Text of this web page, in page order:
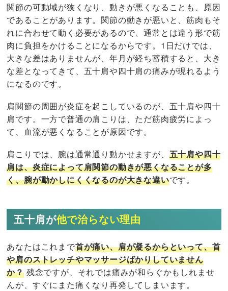
関節の可動域が狭くなり、動きが悪くなることも、原因
であることがあります。関節の動きが悪いと、筋肉もそ
れに合わせて動く必要があるので、通常とは違う形で筋
肉に負担をかけることになるからです。1日だけでは、
大きな差はありませんが、年月が経ち蓄積すると、大き
な差となってきて、五十肩や四十肩の痛みが現れるよう
になるのです。
肩関節の周囲が炎症を起こしているのが、五十肩や四十
肩です。一方で普通の肩こりは、ただ筋肉疲労によっ
て、血流が悪くなることが原因です。
肩こりでは、腕は通常通り動かせますが、 五十肩や四十
肩は、炎症によって肩関節の動きが悪くなることが多
く、腕が動かしにくくなるのが大きな違いです。
五十肩が他で治らない理由
あなたはこれまで首が痛い、肩が凝るからといって、首
や肩のストレッチやマッサージばかりしていません
か？ 残念ですが、それでは痛みが和らぐかもしれませ
んが、すぐにまた痛くなり再発してしまいます。